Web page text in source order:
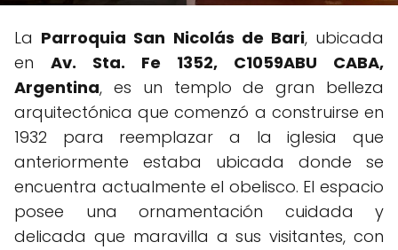
La Parroquia San Nicolás de Bari, ubicada
en Av. Sta. Fe 1352, C1059ABU CABA,
Argentina, es un templo de gran belleza
arquitectónica que comenzó a construirse en
1932 para reemplazar a la iglesia que
anteriormente estaba ubicada donde se
encuentra actualmente el obelisco. El espacio
posee una ornamentación cuidada y
delicada que maravilla a sus visitantes, con